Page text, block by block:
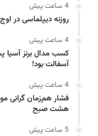
4 ساعت پیش
روزنه دیپلماسی در
4 ساعت پیش
آسفالت بود!
4 ساعت پیش
فشار هم‌زمان گرانی
هشت صبح
5 ساعت پیش